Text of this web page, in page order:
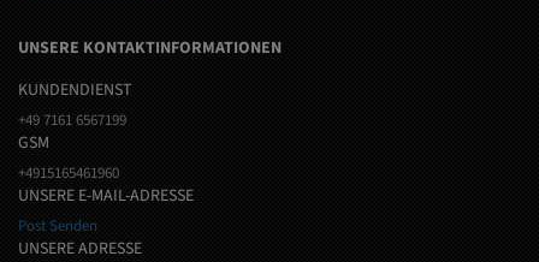
UNSERE KONTAKTINFORMATIONEN
KUNDENDIENST
+49 7161 6567199
GSM
+4915165461960
UNSERE E-MAIL-ADRESSE
Post Senden
UNSERE ADRESSE